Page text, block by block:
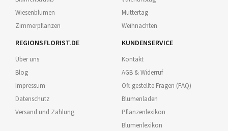
Wiesenblumen
Zimmerpflanzen
Muttertag
Weihnachten
REGIONSFLORIST.DE
Über uns
Blog
Impressum
Datenschutz
Versand und Zahlung
KUNDENSERVICE
Kontakt
AGB & Widerruf
Oft gestellte Fragen (FAQ)
Blumenladen
Pflanzenlexikon
Blumenlexikon